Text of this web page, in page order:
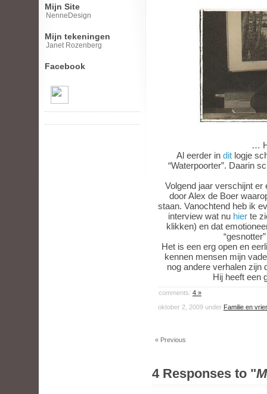
Mijn Site
NenneDesign
Mijn tekeningen
Janet Rozenberg
Facebook
…
Al eerder in ditlogje
“Waterpoorter”. Daarin
Volgend jaar verschijnt
door Alex de Boer
staan. Vanochtend heb ik
interview wat nu hierte
klikken) en dat
Het is een erg open en
kennen mensen mijn
nog andere verhalen zijn
Hij heeft een
comments: 4 »
oktober 2, 2009 under Familie en
« Previous
4 Responses to "